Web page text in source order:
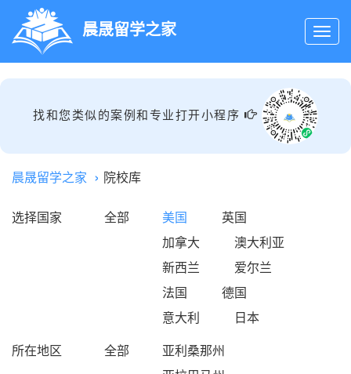
晨晟留学之家
找和您类似的案例和专业打开小程序
晨晟留学之家 院校库
选择国家 全部 美国
英国
加拿大
澳大利亚
新西兰
爱尔兰
法国
德国
意大利
日本
所在地区
全部
亚利桑那州